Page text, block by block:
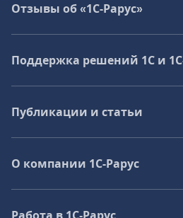
Отзывы об «1С-Рарус»
Поддержка решений 1С и
Публикации и статьи
О компании 1C-Рарус